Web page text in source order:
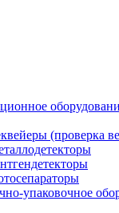
(проверка
упаковочное